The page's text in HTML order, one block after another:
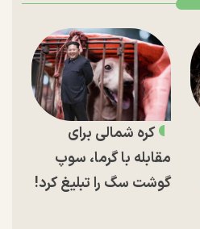
کره شمالی برای
مقابله با گرما، سوپ
گوشت سگ را تبلیغ کرد!